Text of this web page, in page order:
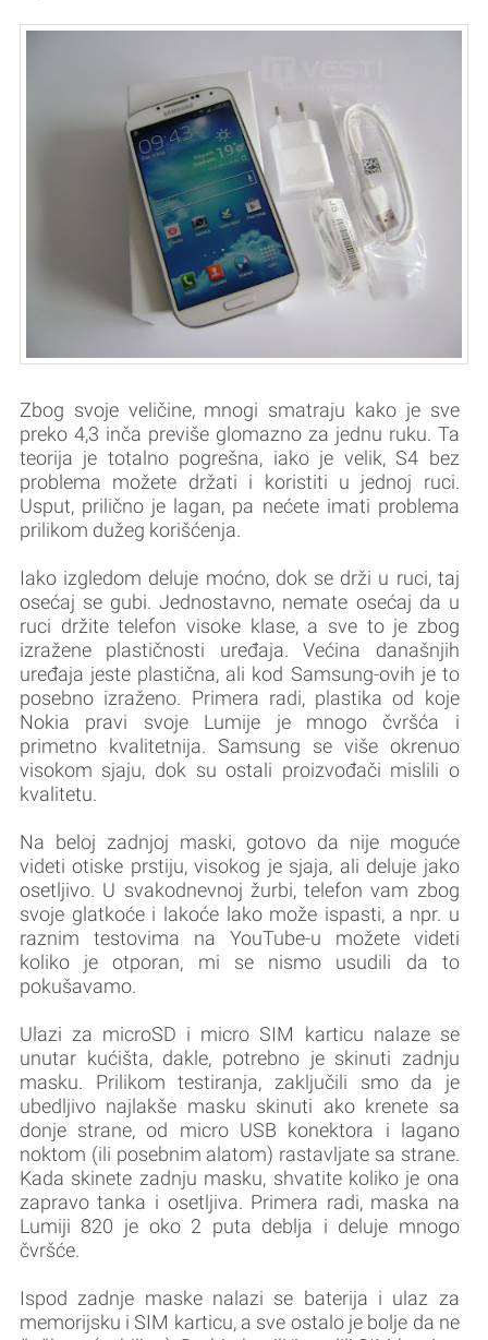
Zbog svoje veličine, mnogi smatraju kako je sve
preko 4,3 inča previše glomazno za jednu ruku. Ta
teorija je totalno pogrešna, iako je velik, S4 bez
problema možete držati i koristiti u jednoj ruci.
Usput, prilično je lagan, pa nećete imati problema
prilikom dužeg korišćenja.
Iako izgledom deluje moćno, dok se drži u ruci, taj
osećaj se gubi. Jednostavno, nemate osećaj da u
ruci držite telefon visoke klase, a sve to je zbog
izražene plastičnosti uređaja. Većina današnjih
uređaja jeste plastična, ali kod Samsung-ovih je to
posebno izraženo. Primera radi, plastika od koje
Nokia pravi svoje Lumije je mnogo čvršća i
primetno kvalitetnija. Samsung se više okrenuo
visokom sjaju, dok su ostali proizvođači mislili o
kvalitetu.
Na beloj zadnjoj maski, gotovo da nije moguće
videti otiske prstiju, visokog je sjaja, ali deluje jako
osetljivo. U svakodnevnoj žurbi, telefon vam zbog
svoje glatkoće i lakoće lako može ispasti, a npr. u
raznim testovima na YouTube-u možete videti
koliko je otporan, mi se nismo usudili da to
pokušavamo.
Ulazi za microSD i micro SIM karticu nalaze se
unutar kućišta, dakle, potrebno je skinuti zadnju
masku. Prilikom testiranja, zaključili smo da je
ubedljivo najlakše masku skinuti ako krenete sa
donje strane, od micro USB konektora i lagano
noktom (ili posebnim alatom) rastavljate sa strane.
Kada skinete zadnju masku, shvatite koliko je ona
zapravo tanka i osetljiva. Primera radi, maska na
Lumiji 820 je oko 2 puta deblja i deluje mnogo
čvršće.
Ispod zadnje maske nalazi se baterija i ulaz za
memorijsku i SIM karticu, a sve ostalo je bolje da ne